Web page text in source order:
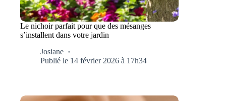
Le nichoir parfait pour que des mésanges
s’installent dans votre jardin
Josiane
Publié le 14 février 2026 à 17h34